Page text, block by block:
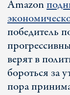
Amazon
победитель
верят в
бороться за
пора